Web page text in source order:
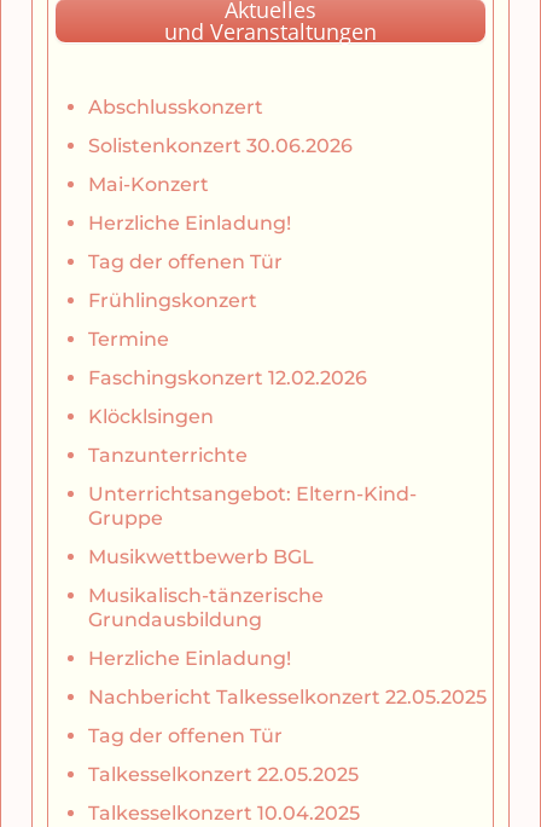
Aktuelles
und Veranstaltungen
Abschlusskonzert
Solistenkonzert 30.06.2026
Mai-Konzert
Herzliche Einladung!
Tag der offenen Tür
Frühlingskonzert
Termine
Faschingskonzert 12.02.2026
Klöcklsingen
Tanzunterrichte
Unterrichtsangebot: Eltern-Kind-
Gruppe
Musikwettbewerb BGL
Musikalisch-tänzerische
Grundausbildung
Herzliche Einladung!
Nachbericht Talkesselkonzert 22.05.2025
Tag der offenen Tür
Talkesselkonzert 22.05.2025
Talkesselkonzert 10.04.2025